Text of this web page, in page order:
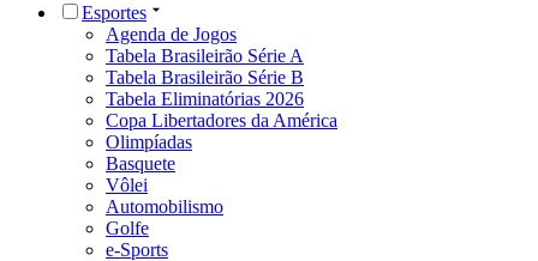
Esportes
Agenda de Jogos
Tabela Brasileirão Série A
Tabela Brasileirão Série B
Tabela Eliminatórias 2026
Copa Libertadores da América
Olimpíadas
Basquete
Vôlei
Automobilismo
Golfe
e-Sports